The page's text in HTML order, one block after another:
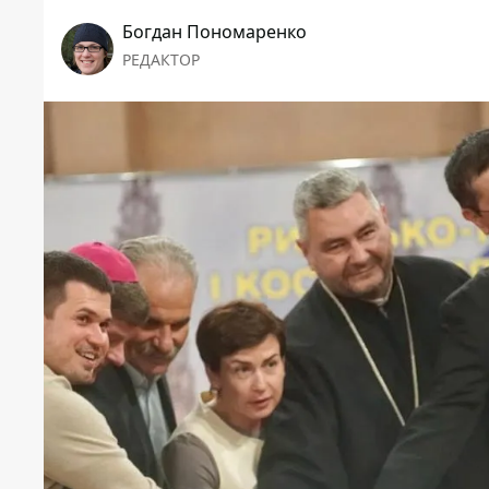
Богдан Пономаренко
РЕДАКТОР